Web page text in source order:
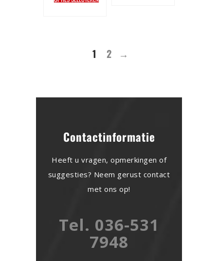
1 2 →
Contactinformatie
Heeft u vragen, opmerkingen of
suggesties? Neem gerust contact
met ons op!
Tel. 036-531
7948